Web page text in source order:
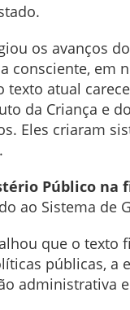
os avanços
consciente, em
texto atual
da Criança e
Eles criaram
Público na
ao Sistema de
que o texto
públicas, a
administrativa